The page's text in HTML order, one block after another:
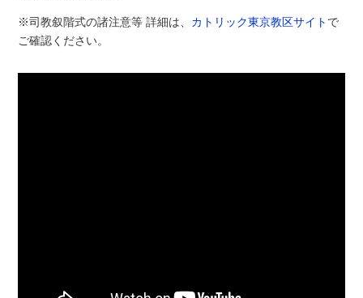
※司教叙階式の諸注意等 詳細は、 カトリック東京教区サイト で
ご確認ください。